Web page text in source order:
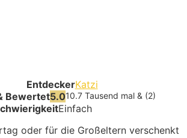
EntdeckerKatzi
Bewertet5.010.7 Tausend mal & (2)
Einfach
oder für die Großeltern verschenkt